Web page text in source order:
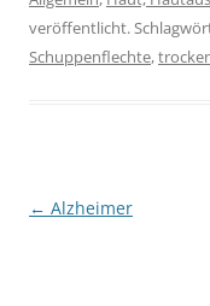
veröffentlicht.
Schuppenflechte,
Beitragsnavigation
← Alzheimer